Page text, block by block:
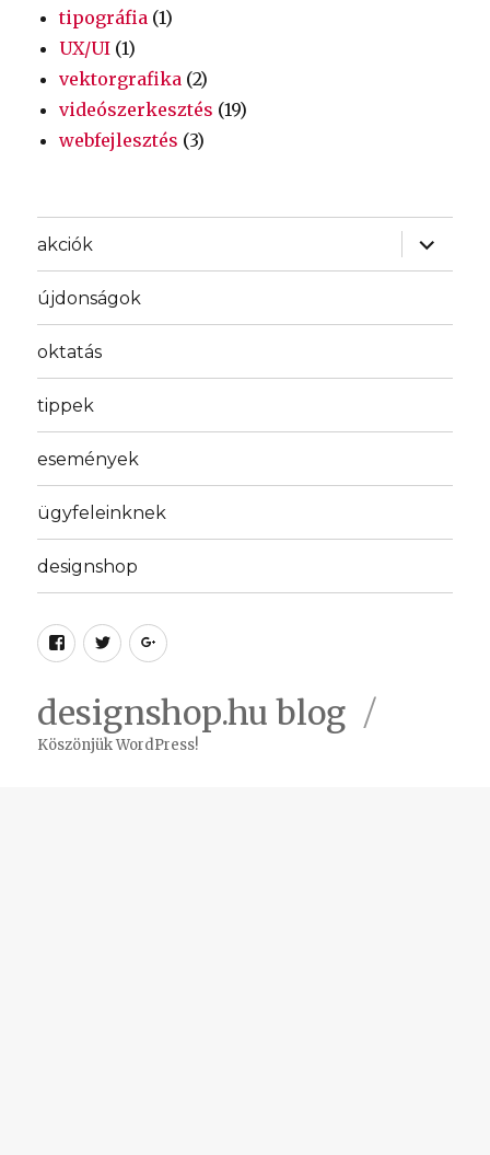
tipográfia (1)
UX/UI (1)
vektorgrafika (2)
videószerkesztés (19)
webfejlesztés (3)
akciók
almenü
újdonságok
oktatás
tippek
események
ügyfeleinknek
designshop
Facebook
TwitterGoogle
designshop.hu blog
Köszönjük WordPress!